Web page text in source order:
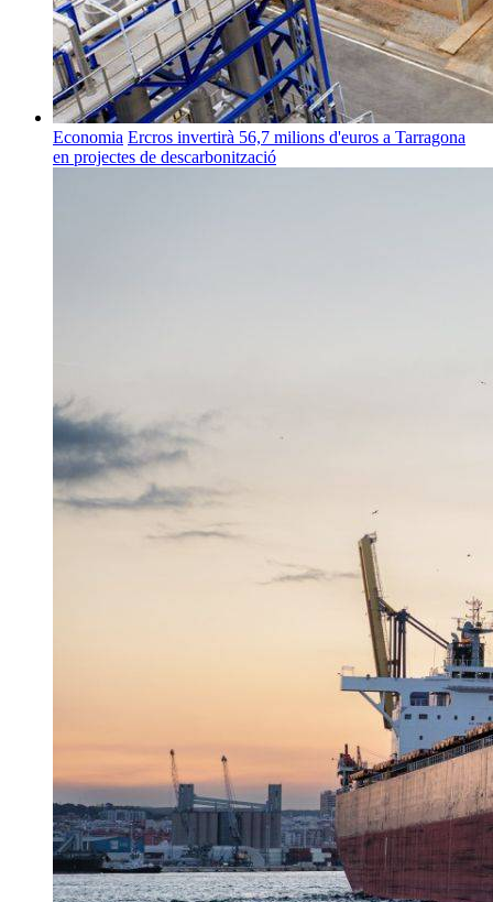
Economia Ercros invertirà 56,7 milions d'euros a Tarragona
en projectes de descarbonització